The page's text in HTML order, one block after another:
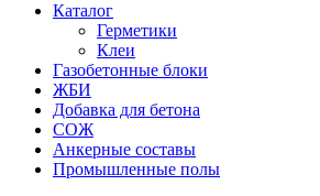
Каталог
Герметики
Клеи
Газобетонные блоки
ЖБИ
Добавка для бетона
СОЖ
Анкерные составы
Промышленные полы